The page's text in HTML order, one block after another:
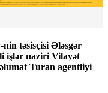
təsisçisi Ələsgər
işlər naziri Vilayət
Turan agentliyi